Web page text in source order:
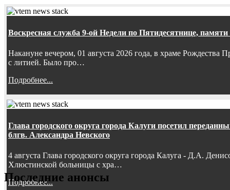
Воскресная служба 9-ой Недели по Пятидесятнице,
Накануне вечером, 01 августа 2026 года, в храме
с литией. Было про…
Подробнее...
Глава городского округа города Калуги посетил
блгв. Александра Невского
4 августа Глава городского округа города Калуга - Д.А.
Хлюстинской больницы с хра…
Подробнее...
Последние анонсы